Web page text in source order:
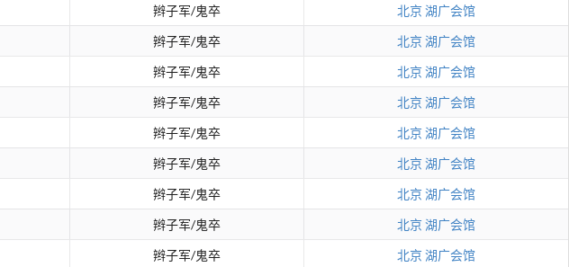
辫子军/鬼卒 北京 湖广会馆
辫子军/鬼卒 北京 湖广会馆
辫子军/鬼卒 北京 湖广会馆
辫子军/鬼卒 北京 湖广会馆
辫子军/鬼卒 北京 湖广会馆
辫子军/鬼卒 北京 湖广会馆
辫子军/鬼卒 北京 湖广会馆
辫子军/鬼卒 北京 湖广会馆
辫子军/鬼卒 北京 湖广会馆